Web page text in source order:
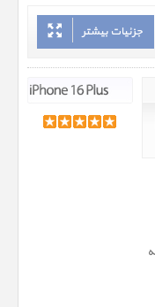
جزئیات بیشتر